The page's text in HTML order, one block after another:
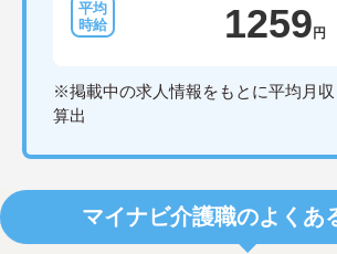
1259 円
※掲載中の求人情報をもとに平均月
算出
マイナビ介護職のよくあ